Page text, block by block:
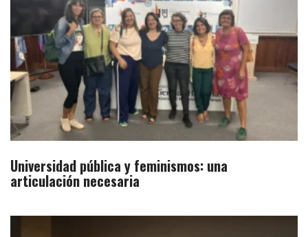
Universidad pública y feminismos: una
articulación necesaria